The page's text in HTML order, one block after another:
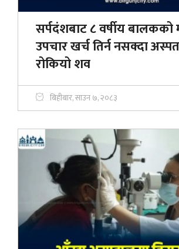
सर्पदंशबाट ८ वर्षीय बालकको
उपचार खर्च तिर्न नसक्दा
रोकियो शव
बिहीबार, साउन ७, २०८३